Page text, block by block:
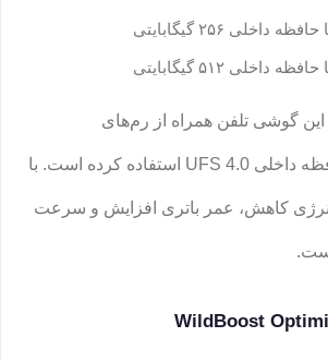
گوشی تلفن همراه از رم‌های
و حافظه داخلی UFS 4.0 استفاده کرده است. با
کاهش، عمر باتری افزایش و سرعت